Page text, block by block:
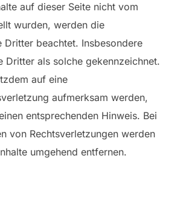
auf dieser Seite nicht vom
wurden, werden die
Dritter beachtet. Insbesondere
Dritter als solche gekennzeichnet.
auf eine
aufmerksam werden,
entsprechenden Hinweis. Bei
von Rechtsverletzungen werden
umgehend entfernen.